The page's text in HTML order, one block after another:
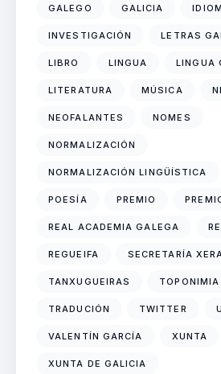
GALEGO GALICIA
INVESTIGACIÓN LETRAS
LIBRO LINGUA LINGUA
LITERATURA MÚSICA
NEOFALANTES NOMES
NORMALIZACIÓN
NORMALIZACIÓN LINGÜÍSTICA
POESÍA PREMIO
REAL ACADEMIA GALEGA
REGUEIFA SECRETARÍA
TANXUGUEIRAS TOPONIMIA
TRADUCIÓN TWITTER
VALENTÍN GARCÍA XUNTA
XUNTA DE GALICIA